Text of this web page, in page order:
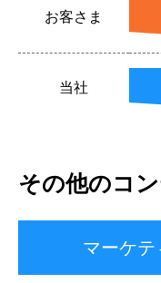
お客さま
当社
その他のコ
マーケテ